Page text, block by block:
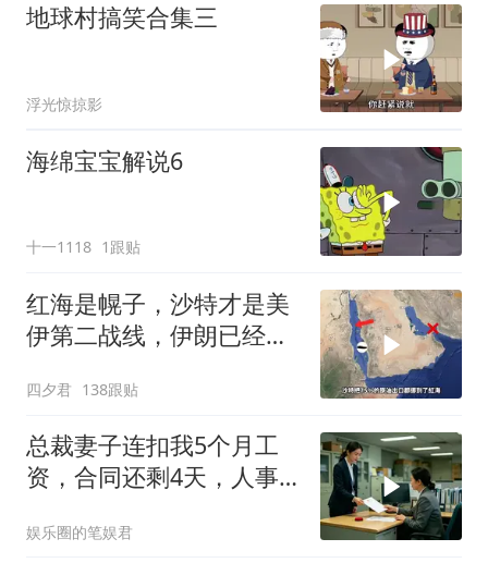
地球村搞笑合集三
浮光惊掠影
海绵宝宝解说6
十一1118 1跟贴
红海是幌子，沙特才是美
伊第二战线，伊朗已经输
四夕君 138跟贴
总裁妻子连扣我5个月工
资，合同还剩4天，人事
娱乐圈的笔娱君